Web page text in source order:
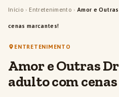
Início › Entretenimento › Amor e
cenas marcantes!
ENTRETENIMENTO
Amor e Outras
adulto com